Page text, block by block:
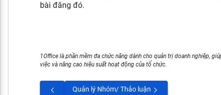
bài đăng đó.
1Office là phần mềm đa chức năng dành cho quản trị doanh nghiệp,
việc và nâng cao hiệu suất hoạt động của tổ chức.
Quản lý Nhóm/ Thảo luận